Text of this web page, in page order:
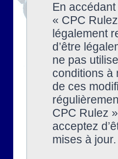
En
« CPC
légalement
d’être
ne pas
conditions à
de ces
CPC Rulez
acceptez
mises à jour.